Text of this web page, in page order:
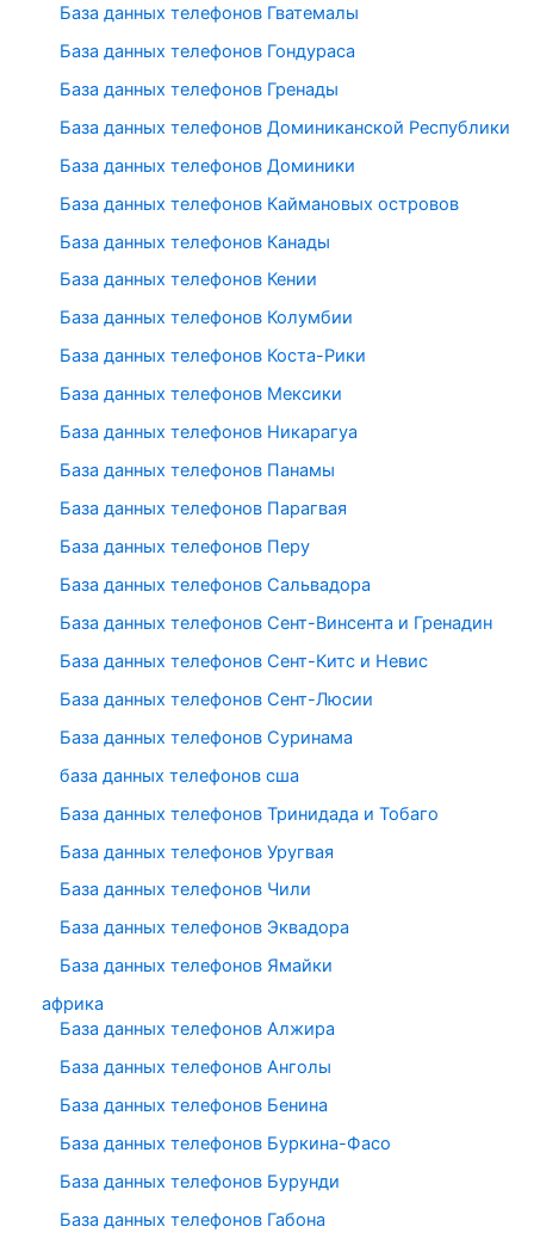
База данных телефонов Гватемалы
База данных телефонов Гондураса
База данных телефонов Гренады
База данных телефонов Доминиканской Республики
База данных телефонов Доминики
База данных телефонов Каймановых островов
База данных телефонов Канады
База данных телефонов Кении
База данных телефонов Колумбии
База данных телефонов Коста-Рики
База данных телефонов Мексики
База данных телефонов Никарагуа
База данных телефонов Панамы
База данных телефонов Парагвая
База данных телефонов Перу
База данных телефонов Сальвадора
База данных телефонов Сент-Винсента и Гренадин
База данных телефонов Сент-Китс и Невис
База данных телефонов Сент-Люсии
База данных телефонов Суринама
база данных телефонов сша
База данных телефонов Тринидада и Тобаго
База данных телефонов Уругвая
База данных телефонов Чили
База данных телефонов Эквадора
База данных телефонов Ямайки
африка
База данных телефонов Алжира
База данных телефонов Анголы
База данных телефонов Бенина
База данных телефонов Буркина-Фасо
База данных телефонов Бурунди
База данных телефонов Габона